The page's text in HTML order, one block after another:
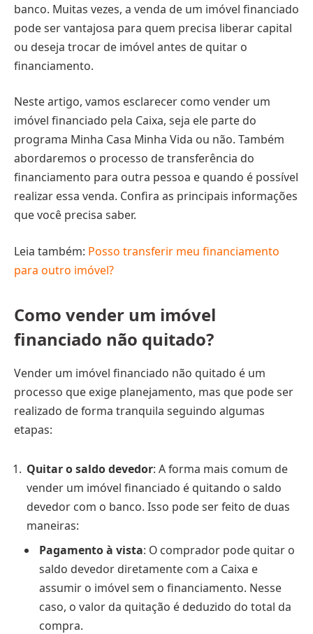
banco. Muitas vezes, a venda de um imóvel financiado
pode ser vantajosa para quem precisa liberar capital
ou deseja trocar de imóvel antes de quitar o
financiamento.
Neste artigo, vamos esclarecer como vender um
imóvel financiado pela Caixa, seja ele parte do
programa Minha Casa Minha Vida ou não. Também
abordaremos o processo de transferência do
financiamento para outra pessoa e quando é possível
realizar essa venda. Confira as principais informações
que você precisa saber.
Leia também: Posso transferir meu financiamento
para outro imóvel?
Como vender um imóvel
financiado não quitado?
Vender um imóvel financiado não quitado é um
processo que exige planejamento, mas que pode ser
realizado de forma tranquila seguindo algumas
etapas:
Quitar o saldo devedor: A forma mais comum de
vender um imóvel financiado é quitando o saldo
devedor com o banco. Isso pode ser feito de duas
maneiras:
Pagamento à vista: O comprador pode quitar o
saldo devedor diretamente com a Caixa e
assumir o imóvel sem o financiamento. Nesse
caso, o valor da quitação é deduzido do total da
compra.